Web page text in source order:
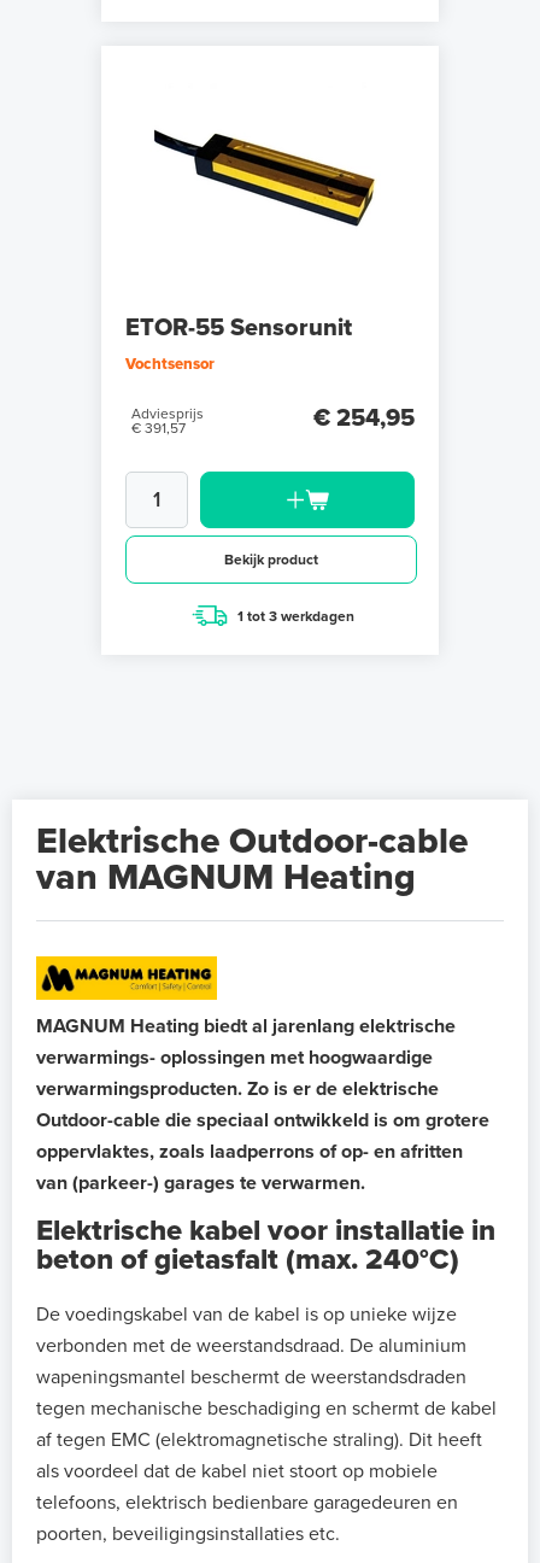
ETOR-55 Sensorunit
Vochtsensor
Adviesprijs
€ 391,57
€ 254,95
Bekijk product
1 tot 3 werkdagen
Elektrische Outdoor-cable
van MAGNUM Heating
MAGNUM Heating biedt al jarenlang elektrische
verwarmings- oplossingen met hoogwaardige
verwarmingsproducten. Zo is er de elektrische
Outdoor-cable die speciaal ontwikkeld is om grotere
oppervlaktes, zoals laadperrons of op- en afritten
van (parkeer-) garages te verwarmen.
Elektrische kabel voor installatie in
beton of gietasfalt (max. 240°C)
De voedingskabel van de kabel is op unieke wijze
verbonden met de weerstandsdraad. De aluminium
wapeningsmantel beschermt de weerstandsdraden
tegen mechanische beschadiging en schermt de kabel
af tegen EMC (elektromagnetische straling). Dit heeft
als voordeel dat de kabel niet stoort op mobiele
telefoons, elektrisch bedienbare garagedeuren en
poorten, beveiligingsinstallaties etc.